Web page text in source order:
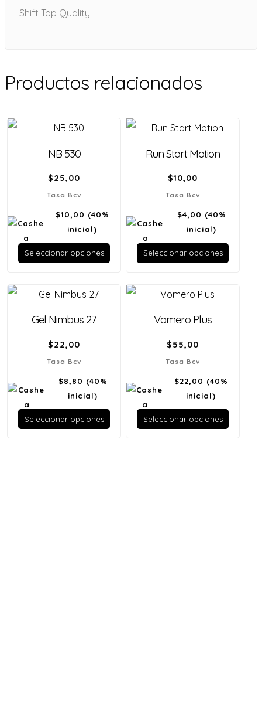
Shift Top Quality
Productos relacionados
NB 530
$25,00
Tasa Bcv
$10,00 (40%
inicial)
Seleccionar opciones
Run Start Motion
$10,00
Tasa Bcv
$4,00 (40%
inicial)
Seleccionar opciones
Gel Nimbus 27
$22,00
Tasa Bcv
$8,80 (40%
inicial)
Seleccionar opciones
Vomero Plus
$55,00
Tasa Bcv
$22,00 (40%
inicial)
Seleccionar opciones